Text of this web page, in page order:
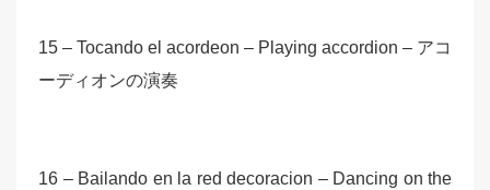
15 – Tocando el acordeon – Playing accordion – アコ
ーディオンの演奏
16 – Bailando en la red decoracion – Dancing on the